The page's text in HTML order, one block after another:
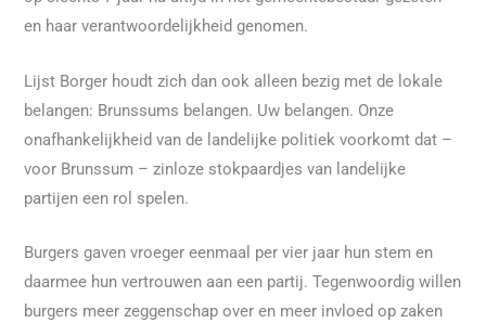
en haar verantwoordelijkheid genomen.
Lijst Borger houdt zich dan ook alleen bezig met de lokale
belangen: Brunssums belangen. Uw belangen. Onze
onafhankelijkheid van de landelijke politiek voorkomt dat –
voor Brunssum – zinloze stokpaardjes van landelijke
partijen een rol spelen.
Burgers gaven vroeger eenmaal per vier jaar hun stem en
daarmee hun vertrouwen aan een partij. Tegenwoordig willen
burgers meer zeggenschap over en meer invloed op zaken